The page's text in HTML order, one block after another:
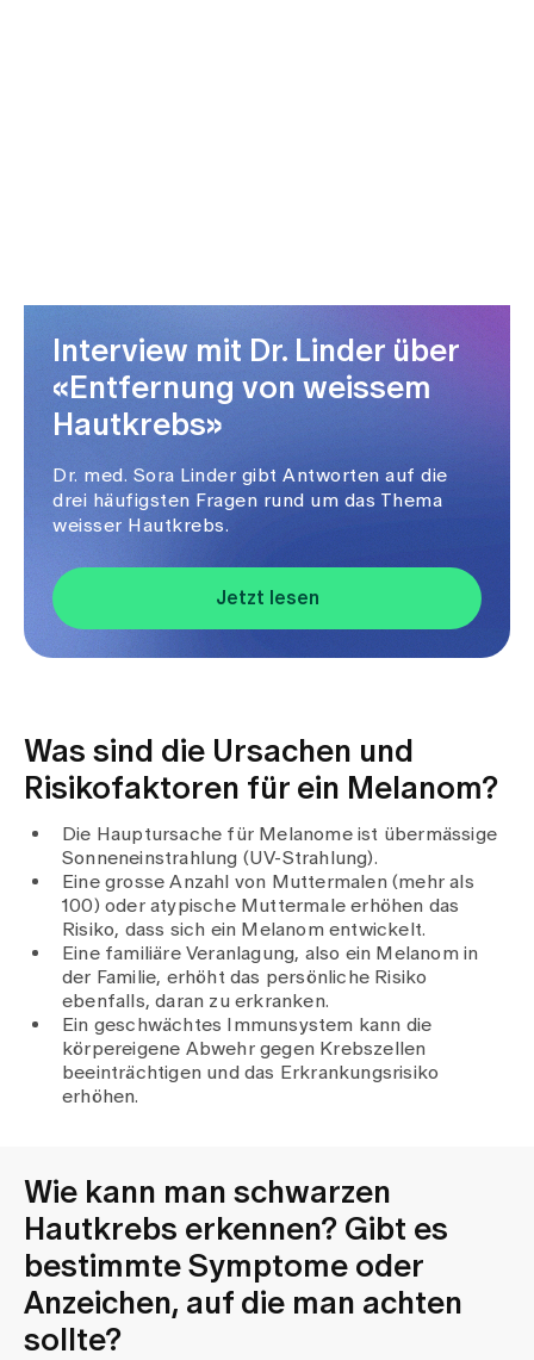
Interview mit Dr. Linder über
«Entfernung von weissem
Hautkrebs»
Dr. med. Sora Linder gibt Antworten auf die
drei häufigsten Fragen rund um das Thema
weisser Hautkrebs.
Jetzt lesen
Was sind die Ursachen und
Risikofaktoren für ein Melanom?
Die Hauptursache für Melanome ist übermässige
Sonneneinstrahlung (UV-Strahlung).
Eine grosse Anzahl von Muttermalen (mehr als
100) oder atypische Muttermale erhöhen das
Risiko, dass sich ein Melanom entwickelt.
Eine familiäre Veranlagung, also ein Melanom in
der Familie, erhöht das persönliche Risiko
ebenfalls, daran zu erkranken.
Ein geschwächtes Immunsystem kann die
körpereigene Abwehr gegen Krebszellen
beeinträchtigen und das Erkrankungsrisiko
erhöhen.
Wie kann man schwarzen
Hautkrebs erkennen? Gibt es
bestimmte Symptome oder
Anzeichen, auf die man achten
sollte?